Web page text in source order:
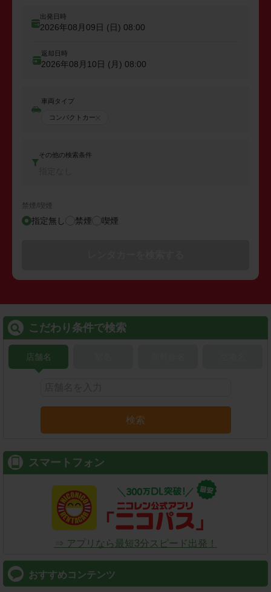
出発日時
2026年08月09日 (日) 08:00
返却日時
2026年08月10日 (月) 08:00
車両タイプ
コンパクトカー
その他の検索条件
禁煙/喫煙
指定無し 禁煙 喫煙
こだわり条件で検索
店舗名
検索
スマートフォン
⇒ アプリなら最短3分スピード出発！
おすすめコンテンツ